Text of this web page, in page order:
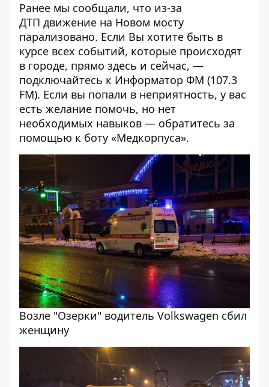
Ранее мы сообщали, что из-за
ДТП движение на Новом мосту
парализовано. Если Вы хотите быть в
курсе всех событий, которые происходят
в городе, прямо здесь и сейчас, —
подключайтесь к Информатор ФМ (107.3
FM). Если вы попали в неприятность, у вас
есть желание помочь, но нет
необходимых навыков — обратитесь за
помощью к боту «Медкорпуса».
Возле "Озерки" водитель Volkswagen сбил
женщину